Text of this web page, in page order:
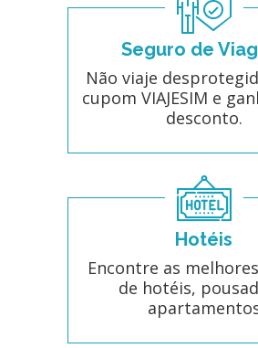
Seguro de
Não viaje
cupom VIAJESIM e
desconto.
Hotéis
Encontre as
de hotéis,